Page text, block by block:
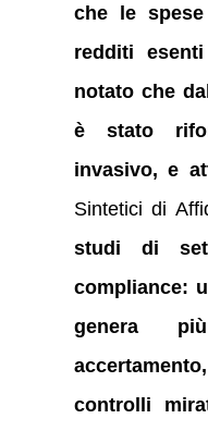
che le
redditi
notato che
è stato
invasivo, e
Sintetici di
studi di
compliance:
genera
controlli